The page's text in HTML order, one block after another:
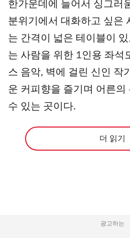
한가운데에 늘어서 싱그러
분위기에서 대화하고 싶은
는 간격이 넓은 테이블이
는 사람을 위한 1인용 좌석
스 음악, 벽에 걸린 신인 작
운 커피향을 즐기며 어른의
수 있는 곳이다.
더 읽기
광고하는